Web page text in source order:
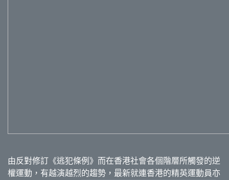
由反對修訂《逃犯條例》而在香港社會各個階層所觸發的逆
權運動，有越演越烈的趨勢，最新就連香港的精英運動員亦